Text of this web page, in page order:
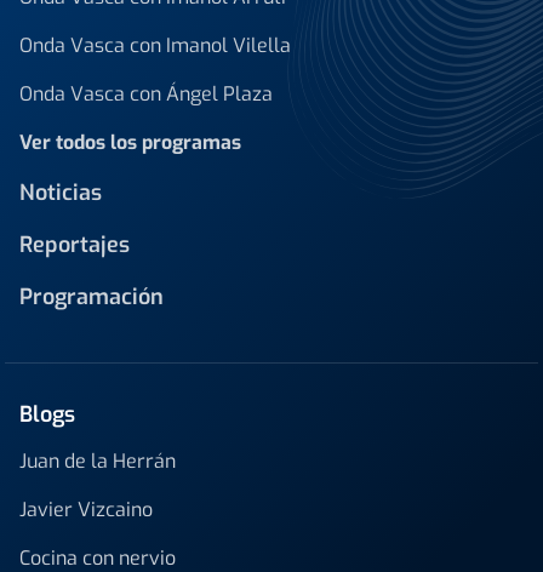
Onda Vasca con Imanol Vilella
Onda Vasca con Ángel Plaza
Ver todos los programas
Noticias
Reportajes
Programación
Blogs
Juan de la Herrán
Javier Vizcaino
Cocina con nervio